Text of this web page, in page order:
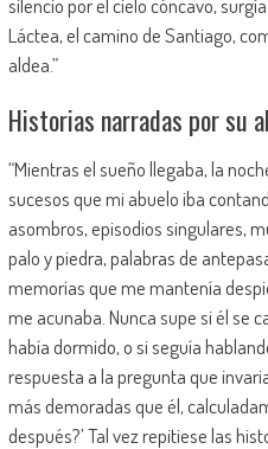
silencio por el cielo cóncavo,
Láctea, el camino de Santiago,
aldea.”
Historias narradas por su
“Mientras el sueño llegaba, la
sucesos que mi abuelo iba
asombros, episodios singulares,
palo y piedra, palabras de
memorias que me mantenía
me acunaba. Nunca supe si él se
había dormido, o si seguía
respuesta a la pregunta que
más demoradas que él,
después?’ Tal vez repitiese las